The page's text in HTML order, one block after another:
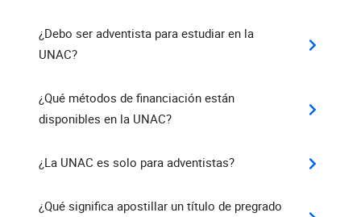
¿Debo ser adventista para estudiar en la
UNAC?
¿Qué métodos de financiación están
disponibles en la UNAC?
¿La UNAC es solo para adventistas?
¿Qué significa apostillar un título de pregrado